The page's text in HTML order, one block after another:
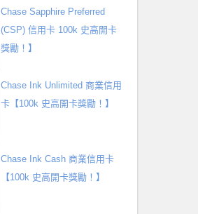
Chase Sapphire Preferred
(CSP) 信用卡 100k 史高開卡
獎勵！】
Chase Ink Unlimited 商業信用
卡【100k 史高開卡獎勵！】
Chase Ink Cash 商業信用卡
【100k 史高開卡獎勵！】